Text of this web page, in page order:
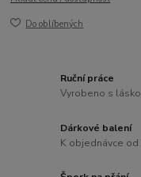
Do oblíbených
Ruční práce
Vyrobeno s
Dárkové balení
K objednávce od